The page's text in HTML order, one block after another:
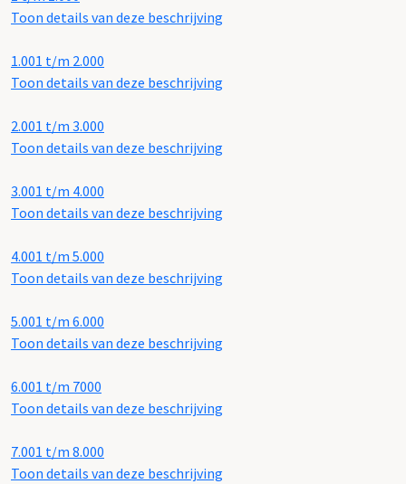
Toon details van deze beschrijving
1.001 t/m 2.000
Toon details van deze beschrijving
2.001 t/m 3.000
Toon details van deze beschrijving
3.001 t/m 4.000
Toon details van deze beschrijving
4.001 t/m 5.000
Toon details van deze beschrijving
5.001 t/m 6.000
Toon details van deze beschrijving
6.001 t/m 7000
Toon details van deze beschrijving
7.001 t/m 8.000
Toon details van deze beschrijving